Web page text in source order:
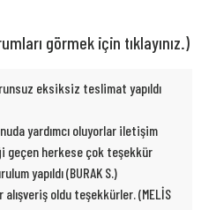
görmek için tıklayınız.)
eksiksiz teslimat yapıldı
yardımcı oluyorlar iletişim
geçen herkese çok teşekkür
yapıldı (BURAK S.)
oldu teşekkürler. (MELİS